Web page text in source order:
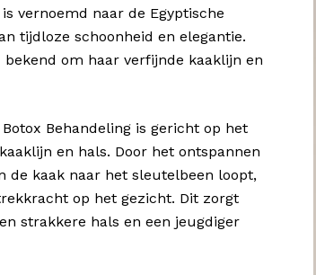
vernoemd naar de Egyptische
tijdloze schoonheid en elegantie.
om haar verfijnde kaaklijn en
Behandeling is gericht op het
en hals. Door het ontspannen
de kaak naar het sleutelbeen loopt,
op het gezicht. Dit zorgt
strakkere hals en een jeugdiger